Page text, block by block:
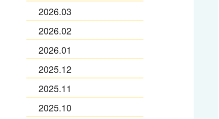
2026.03
2026.02
2026.01
2025.12
2025.11
2025.10